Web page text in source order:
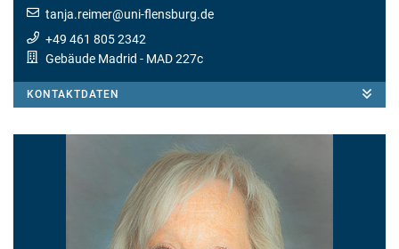
tanja.reimer@uni-flensburg.de
+49 461 805 2342
Gebäude Madrid - MAD 227c
KONTAKTDATEN